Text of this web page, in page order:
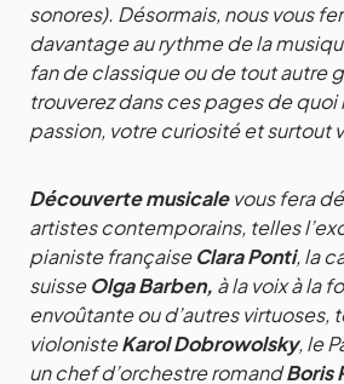
sonores). Désormais, nous vous
davantage au rythme de la
fan de classique ou de tout autre
trouverez dans ces pages de quoi
passion, votre curiosité et surtout
Découverte musicalevous fera
artistes contemporains, telles
pianiste françaiseClara Ponti, la
suisseOlga Barben, à la voix à la
envoûtante ou d’autres virtuoses,
violonisteKarol Dobrowolsky, le
un chef d’orchestre romandBoris